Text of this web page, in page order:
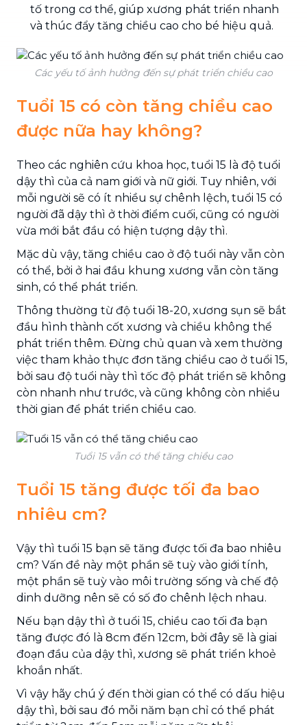
tố trong cơ thể, giúp xương phát triển nhanh
và thúc đẩy tăng chiều cao cho bé hiệu quả.
Các yếu tố ảnh hưởng đến sự phát triển chiều cao
Tuổi 15 có còn tăng chiều cao
được nữa hay không?
Theo các nghiên cứu khoa học, tuổi 15 là độ tuổi
dậy thì của cả nam giới và nữ giới. Tuy nhiên, với
mỗi người sẽ có ít nhiều sự chênh lệch, tuổi 15 có
người đã dậy thì ở thời điểm cuối, cũng có người
vừa mới bắt đầu có hiện tượng dậy thì.
Mặc dù vậy, tăng chiều cao ở độ tuổi này vẫn còn
có thể, bởi ở hai đầu khung xương vẫn còn tăng
sinh, có thể phát triển.
Thông thường từ độ tuổi 18-20, xương sụn sẽ bắt
đầu hình thành cốt xương và chiều không thể
phát triển thêm. Đừng chủ quan và xem thường
việc tham khảo thực đơn tăng chiều cao ở tuổi 15,
bởi sau độ tuổi này thì tốc độ phát triển sẽ không
còn nhanh như trước, và cũng không còn nhiều
thời gian để phát triển chiều cao.
Tuổi 15 vẫn có thể tăng chiều cao
Tuổi 15 tăng được tối đa bao
nhiêu cm?
Vậy thì tuổi 15 bạn sẽ tăng được tối đa bao nhiêu
cm? Vấn đề này một phần sẽ tuỳ vào giới tính,
một phần sẽ tuỳ vào môi trường sống và chế độ
dinh dưỡng nên sẽ có số đo chênh lệch nhau.
Nếu bạn dậy thì ở tuổi 15, chiều cao tối đa bạn
tăng được đó là 8cm đến 12cm, bởi đây sẽ là giai
đoạn đầu của dậy thì, xương sẽ phát triển khoẻ
khoắn nhất.
Vì vậy hãy chú ý đến thời gian có thể có dấu hiệu
dậy thì, bởi sau đó mỗi năm bạn chỉ có thể phát